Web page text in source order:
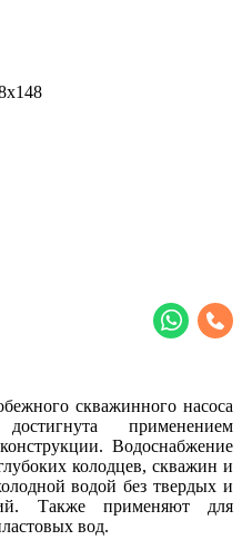
скважинного насоса
применением
Водоснабжение
колодцев, скважин и
водой без твердых и
Также применяют для
вод.